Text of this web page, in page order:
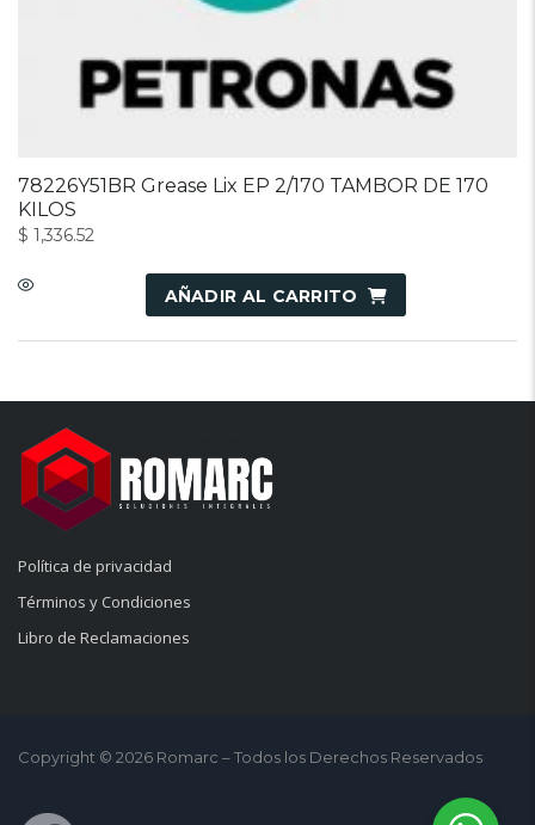
78226Y51BR Grease Lix EP 2/170 TAMBOR DE 170
KILOS
$ 1,336.52
AÑADIR AL CARRITO
Política de privacidad
Términos y Condiciones
Libro de Reclamaciones
Copyright © 2026 Romarc – Todos los Derechos Reservados